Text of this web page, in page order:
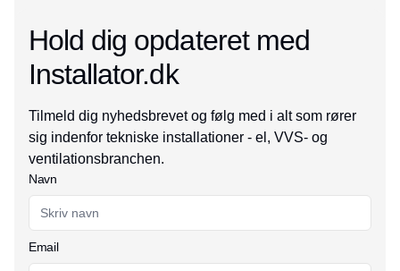
Hold dig opdateret med
Installator.dk
Tilmeld dig nyhedsbrevet og følg med i alt som rører
sig indenfor tekniske installationer - el, VVS- og
ventilationsbranchen.
Navn
Email